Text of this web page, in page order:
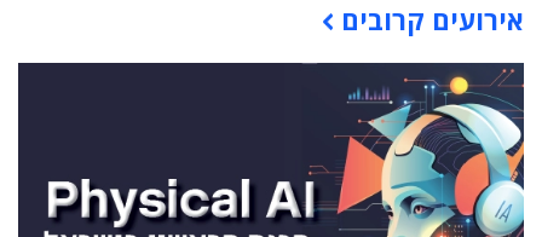
אירועים קרובים